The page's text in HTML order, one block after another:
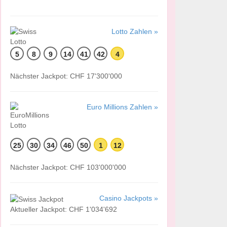
Lotto Zahlen »
5 8 9 14 41 42 4
Nächster Jackpot: CHF 17'300'000
Euro Millions Zahlen »
25 30 34 46 50 1 12
Nächster Jackpot: CHF 103'000'000
Casino Jackpots »
Aktueller Jackpot: CHF 1'034'692